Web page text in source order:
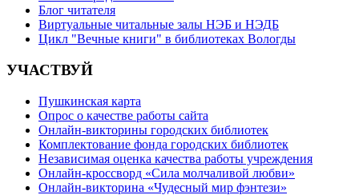
Блог читателя
Виртуальные читальные залы НЭБ и НЭДБ
Цикл "Вечные книги" в библиотеках Вологды
УЧАСТВУЙ
Пушкинская карта
Опрос о качестве работы сайта
Онлайн-викторины городских библиотек
Комплектование фонда городских библиотек
Независимая оценка качества работы учреждения
Онлайн-кроссворд «Сила молчаливой любви»
Онлайн-викторина «Чудесный мир фэнтези»